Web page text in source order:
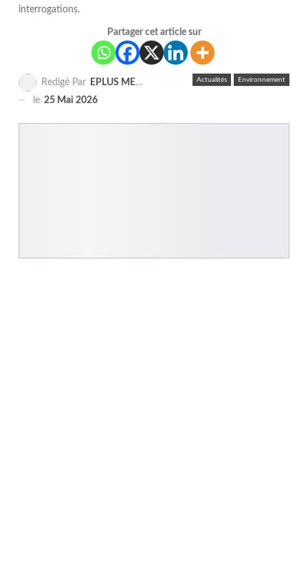
interrogations.
Partager cet article sur
Actualités Environnement
Redigé Par
EPLUS MEDIA TV
le 25 Mai 2026